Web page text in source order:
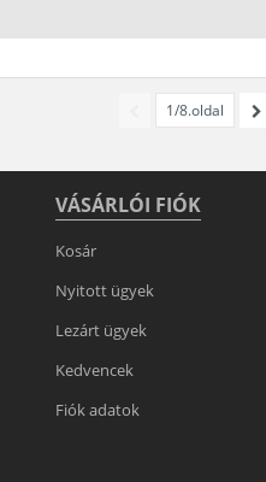
1/8.oldal
VÁSÁRLÓI FIÓK
Kosár
Nyitott ügyek
Lezárt ügyek
Kedvencek
Fiók adatok